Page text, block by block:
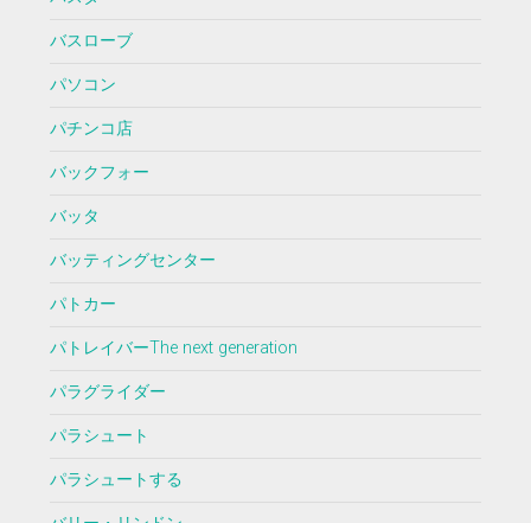
バスローブ
パソコン
パチンコ店
バックフォー
バッタ
バッティングセンター
パトカー
パトレイバーThe next generation
パラグライダー
パラシュート
パラシュートする